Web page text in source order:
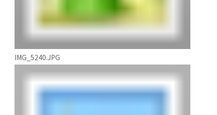
IMG_5240.JPG